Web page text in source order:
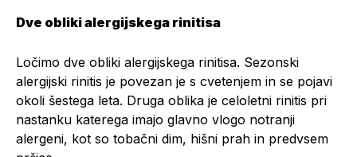
Dve obliki alergijskega rinitisa
Ločimo dve obliki alergijskega rinitisa. Sezonski
alergijski rinitis je povezan je s cvetenjem in se pojavi
okoli šestega leta. Druga oblika je celoletni rinitis pri
nastanku katerega imajo glavno vlogo notranji
alergeni, kot so tobačni dim, hišni prah in predvsem